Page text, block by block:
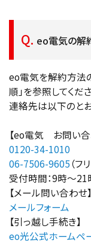
eo電気の解
eo電気を解約方法
順」を参照してくだ
連絡先は以下のとお
【eo電気 お問い合
0120-34-1010
06-7506-9605 （
受付時間：9時～
【メール問い合わせ】
メールフォーム
【引っ越し手続き】
eo光公式ホームペ